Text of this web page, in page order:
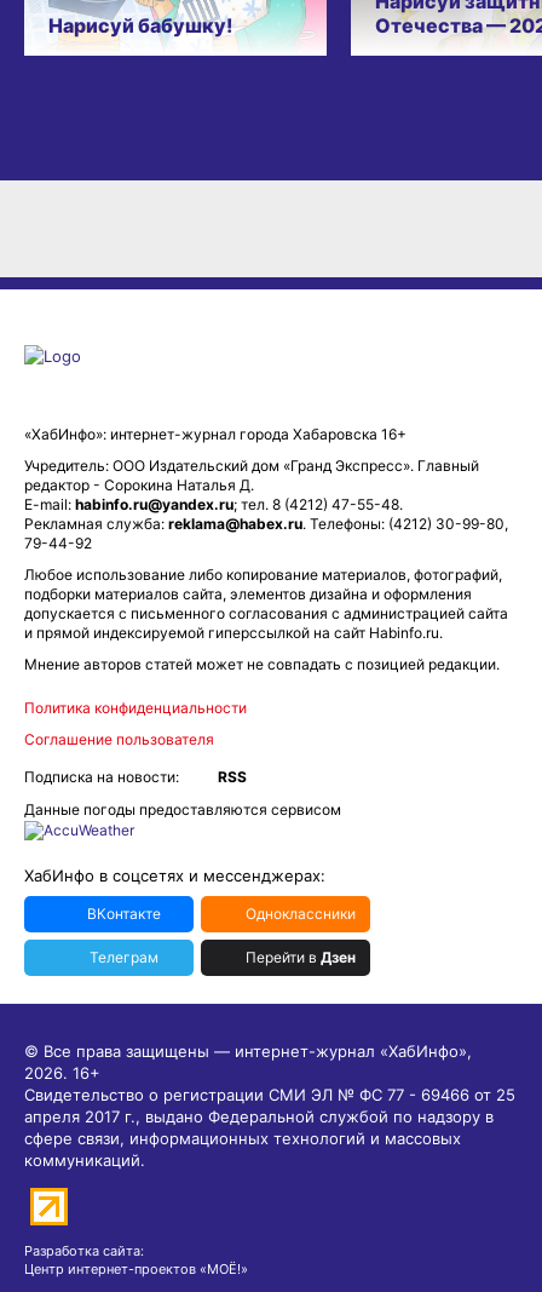
Нарисуй бабушку!
Отечества —
«ХабИнфо»: интернет-журнал города Хабаровска 16+
Учредитель: ООО Издательский дом «Гранд Экспресс». Главный
редактор - Сорокина Наталья Д.
E-mail: habinfo.ru@yandex.ru; тел. 8 (4212) 47-55-48.
Рекламная служба: reklama@habex.ru. Телефоны: (4212) 30-99-80,
79-44-92
Любое использование либо копирование материалов, фотографий,
подборки материалов сайта, элементов дизайна и оформления
допускается с письменного согласования с администрацией сайта
и прямой индексируемой гиперссылкой на сайт Habinfo.ru.
Мнение авторов статей может не совпадать с позицией редакции.
Политика конфиденциальности
Соглашение пользователя
Подписка на новости:
RSS
Данные погоды предоставляются сервисом
ХабИнфо в соцсетях и мессенджерах:
ВКонтакте Одноклассники
Телеграм Перейти в Дзен
© Все права защищены — интернет-журнал «ХабИнфо»,
2026. 16+
Свидетельство о регистрации СМИ ЭЛ № ФС 77 - 69466 от 25
апреля 2017 г., выдано Федеральной службой по надзору в
сфере связи, информационных технологий и массовых
коммуникаций.
Разработка сайта:
Центр интернет-проектов «МОЁ!»